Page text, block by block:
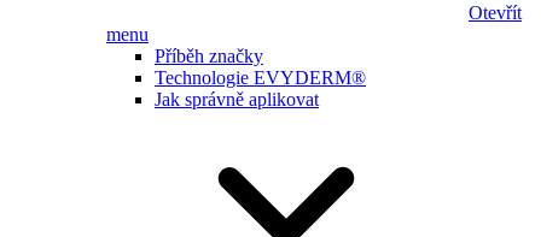
Otevřít
menu
Příběh značky
Technologie EVYDERM®
Jak správně aplikovat